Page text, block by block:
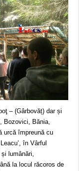
– (Gârbovăț) dar și
Bozovici, Bănia,
urcă împreună cu
în Vârful
lumânări,
la locul răcoros de